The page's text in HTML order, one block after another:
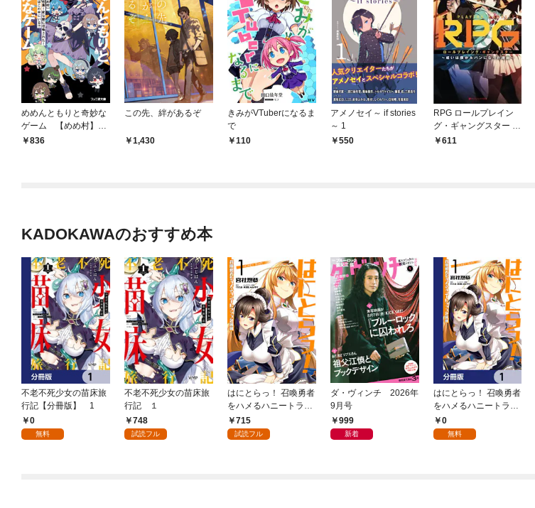
めめんともりと奇妙な
ゲーム 【めめ村】緊
急招集！ 変な館に召
836
この先、絆があるぞ
1,430
きみがVTuberになるま
で
110
アメノセイ～ if stories
～ 1
550
RPG ロールプレイン
グ・ギャングスター ～
或いは僕がルパンにな
611
KADOKAWAのおすすめ本
不老不死少女の苗床旅
行記【分冊版】 1
0
無料
不老不死少女の苗床旅
行記 １
748
試読フル
はにとらっ！ 召喚勇者
をハメるハニートラッ
プ包囲網 1
715
試読フル
ダ・ヴィンチ 2026年
9月号
999
新着
はにとらっ！ 召喚勇者
をハメるハニートラッ
プ包囲網【分冊版】
1
0
無料